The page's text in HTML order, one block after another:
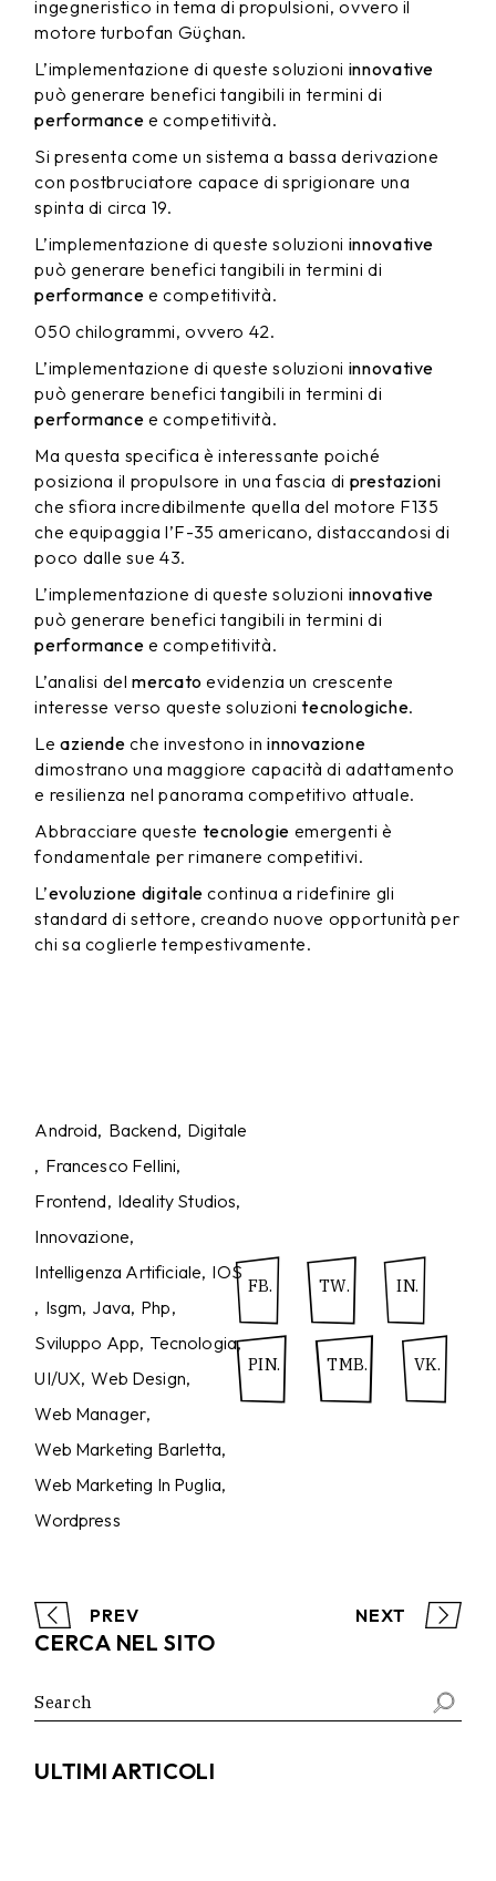
ingegneristico in tema di propulsioni, ovvero il
motore turbofan Güçhan.
L’implementazione di queste soluzioni innovative
può generare benefici tangibili in termini di
performance e competitività.
Si presenta come un sistema a bassa derivazione
con postbruciatore capace di sprigionare una
spinta di circa 19.
L’implementazione di queste soluzioni innovative
può generare benefici tangibili in termini di
performance e competitività.
050 chilogrammi, ovvero 42.
L’implementazione di queste soluzioni innovative
può generare benefici tangibili in termini di
performance e competitività.
Ma questa specifica è interessante poiché
posiziona il propulsore in una fascia di prestazioni
che sfiora incredibilmente quella del motore F135
che equipaggia l’F-35 americano, distaccandosi di
poco dalle sue 43.
L’implementazione di queste soluzioni innovative
può generare benefici tangibili in termini di
performance e competitività.
L’analisi delmercato evidenzia un crescente
interesse verso queste soluzionitecnologiche.
Leaziende che investono ininnovazione
dimostrano una maggiore capacità di adattamento
e resilienza nel panorama competitivo attuale.
Abbracciare queste tecnologie emergenti è
fondamentale per rimanere competitivi.
L’evoluzione digitale continua a ridefinire gli
standard di settore, creando nuove opportunità per
chi sa coglierle tempestivamente.
Android Backend Digitale
Francesco Fellini
Frontend Ideality Studios
Innovazione
Intelligenza Artificiale IOS
Isgm Java Php
Sviluppo App Tecnologia
UI/UX Web Design
Web Manager
Web Marketing Barletta
Web Marketing In Puglia
Wordpress
FB. TW. IN.
PIN. TMB. VK.
PREV NEXT
CERCA NEL SITO
Search
for:
ULTIMI ARTICOLI